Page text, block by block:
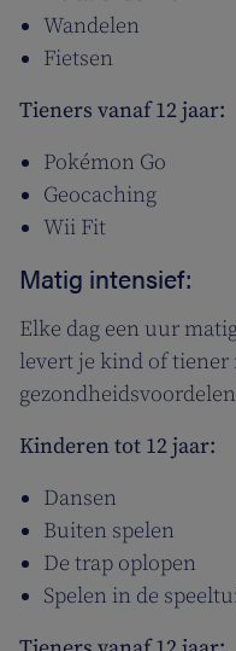
Wandelen
Fietsen
Tieners vanaf 12 jaar:
Pokémon Go
Geocaching
Wii Fit
Matig intensief:
Elke dag een uur
levert je kind of tiener
Kinderen tot 12 jaar:
Dansen
Buiten spelen
De trap oplopen
Spelen in de